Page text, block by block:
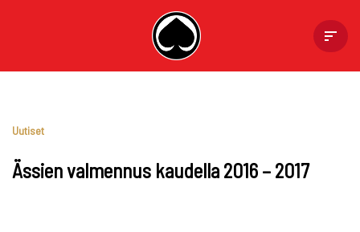
Ässien valmennus kaudella 2016 – 2017
Uutiset